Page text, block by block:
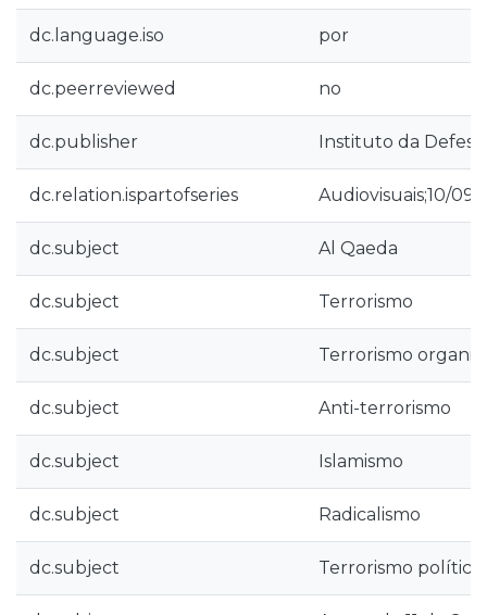
dc.language.iso por
dc.peerreviewed no
dc.publisher Instituto da
dc.relation.ispartofseries Audiovisuais;10/09
dc.subject Al Qaeda
dc.subject Terrorismo
dc.subject Terrorismo
dc.subject Anti-terrorismo
dc.subject Islamismo
dc.subject Radicalismo
dc.subject Terrorismo político